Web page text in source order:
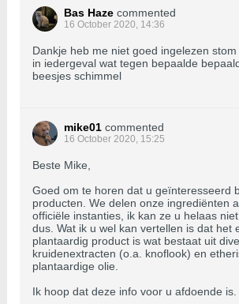
Bas Haze commented
16 October 2020, 14:36
Dankje heb me niet goed ingelezen
in iedergeval wat tegen bepaalde
beesjes schimmel
mike01 commented
16 October 2020, 15:25
Beste Mike,
Goed om te horen dat u geïnteresseerd
producten. We delen onze ingrediënten
officiële instanties, ik kan ze u helaas
dus. Wat ik u wel kan vertellen is dat het
plantaardig product is wat bestaat uit
kruidenextracten (o.a. knoflook) en
plantaardige olie.
Ik hoop dat deze info voor u afdoende is.